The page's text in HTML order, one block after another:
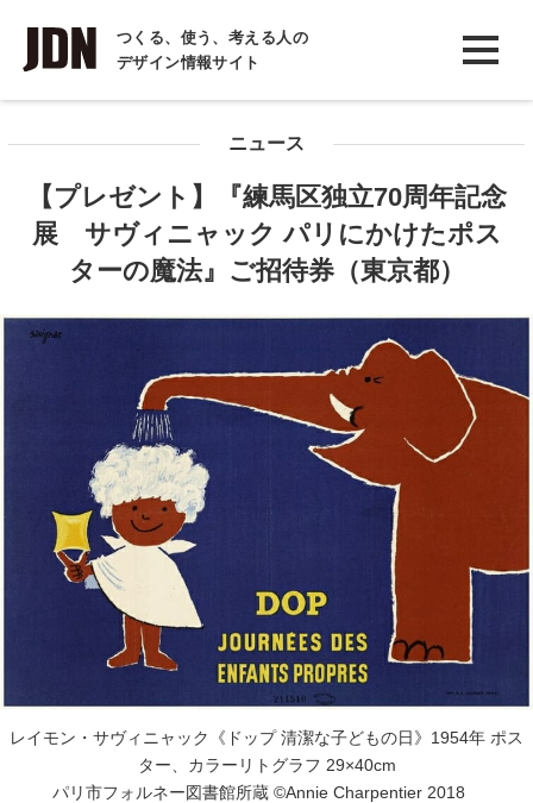
つくる、使う、考える人の
デザイン情報サイト
INTERVIEW
インタビュー
COLUMN
コラム
ニュース
【プレゼント】『練馬区独立70周年記念
展 サヴィニャック パリにかけたポス
ターの魔法』ご招待券（東京都）
レイモン・サヴィニャック《ドップ 清潔な子どもの日》1954年 ポス
ター、カラーリトグラフ 29×40cm
パリ市フォルネー図書館所蔵 ©Annie Charpentier 2018